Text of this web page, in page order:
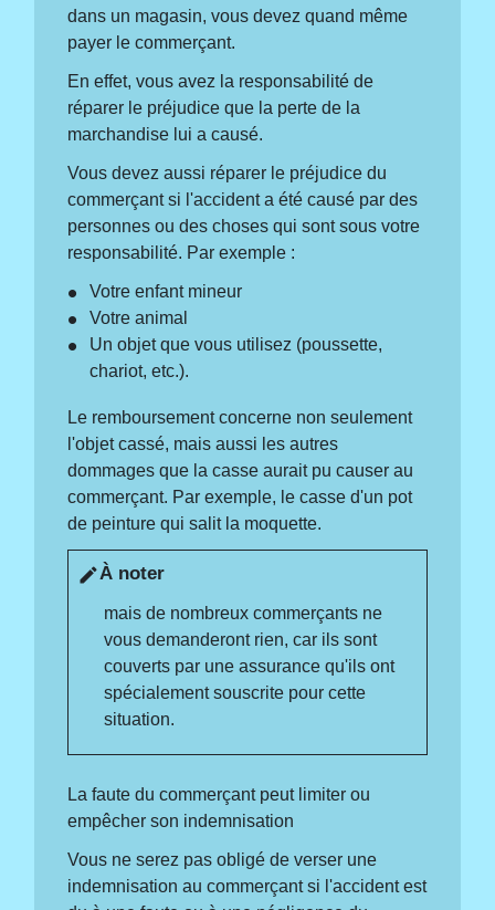
dans un magasin, vous devez quand même
payer le commerçant.
En effet, vous avez la responsabilité de
réparer le préjudice que la perte de la
marchandise lui a causé.
Vous devez aussi réparer le préjudice du
commerçant si l'accident a été causé par des
personnes ou des choses qui sont sous votre
responsabilité. Par exemple :
Votre enfant mineur
Votre animal
Un objet que vous utilisez (poussette,
chariot, etc.).
Le remboursement concerne non seulement
l'objet cassé, mais aussi les autres
dommages que la casse aurait pu causer au
commerçant. Par exemple, le casse d'un pot
de peinture qui salit la moquette.
editÀ noter
mais de nombreux commerçants ne
vous demanderont rien, car ils sont
couverts par une assurance qu'ils ont
spécialement souscrite pour cette
situation.
La faute du commerçant peut limiter ou
empêcher son indemnisation
Vous ne serez pas obligé de verser une
indemnisation au commerçant si l'accident est